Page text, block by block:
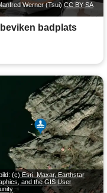
Werner (Tsui)CC BY-SA
badplats
(c) Esri, Maxar, Earthstar
and the GIS User